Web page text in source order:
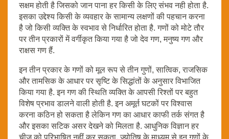
सक्षम होती है जिसको जान पाना हर किसी के लिए संभव नही होता है.
इसका उद्देश्य किसी के व्यवहार के सामान्य लक्षणों की पहचान करना
है जो किसी व्यक्ति के स्वभाव से निर्धारित होता है. गणों को मोटे तौर
पर तीन प्रकारों में वर्गीकृत किया गया है जो देव गण, मनुष्य गण और
राक्षस गण हैं.
इन तीन प्रकार के गणों को मूल रूप से तीन गुणों, सात्विक, राजसिक
और तामसिक के आधार पर सृष्टि के सिद्धांतों के अनुसार विभाजित
किया गया है. इन गण की स्थिति व्यक्ति के आपसी रिश्तों पर बहुत
विशेष प्रभाव डालने वाली होती है. इन अमूर्त घटकों पर विश्वास
करना कठिन हो सकता है लेकिन गण का आधार काफी तर्क संगत है
और इसका सटिक असर देखने को मिलता है. आधुनिक विज्ञान हर
चीज़ को परिभाषित नहीं कर सकता. ज्योतिष के माध्यम से इन गणों के